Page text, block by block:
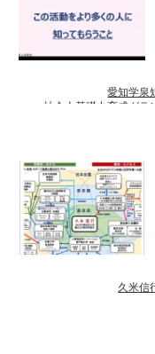
愛知学泉
社会人基礎力育成グラ
久米信